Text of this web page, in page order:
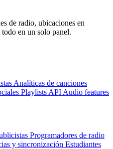
de radio, ubicaciones en
en un solo panel.
Analíticas de canciones
Playlists API Audio features
Programadores de radio
y sincronización Estudiantes